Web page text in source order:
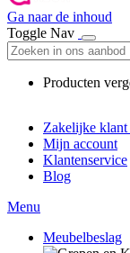
Ga naar de inhoud
Toggle Nav
Producten
Zakelijke klant
Mijn account
Klantenservice
Blog
Menu
Meubelbeslag